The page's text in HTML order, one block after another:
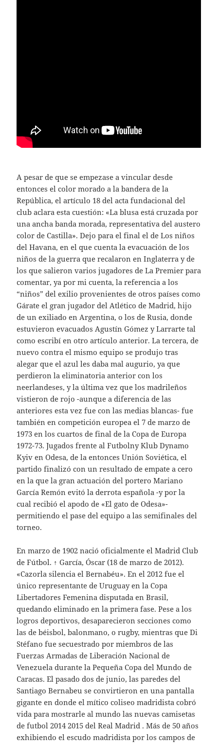
A pesar de que se empezase a vincular desde
entonces el color morado a la bandera de la
República, el artículo 18 del acta fundacional del
club aclara esta cuestión: «La blusa está cruzada por
una ancha banda morada, representativa del austero
color de Castilla». Dejo para el final el de Los niños
del Havana, en el que cuenta la evacuación de los
niños de la guerra que recalaron en Inglaterra y de
los que salieron varios jugadores de La Premier para
comentar, ya por mi cuenta, la referencia a los
“niños” del exilio provenientes de otros países como
Gárate el gran jugador del Atlético de Madrid, hijo
de un exiliado en Argentina, o los de Rusia, donde
estuvieron evacuados Agustín Gómez y Larrarte tal
como escribí en otro artículo anterior. La tercera, de
nuevo contra el mismo equipo se produjo tras
alegar que el azul les daba mal augurio, ya que
perdieron la eliminatoria anterior con los
neerlandeses, y la última vez que los madrileños
vistieron de rojo -aunque a diferencia de las
anteriores esta vez fue con las medias blancas- fue
también en competición europea el 7 de marzo de
1973 en los cuartos de final de la Copa de Europa
1972-73. Jugados frente al Futbolny Klub Dynamo
Kyiv en Odesa, de la entonces Unión Soviética, el
partido finalizó con un resultado de empate a cero
en la que la gran actuación del portero Mariano
García Remón evitó la derrota española -y por la
cual recibió el apodo de «El gato de Odesa»-
permitiendo el pase del equipo a las semifinales del
torneo.
En marzo de 1902 nació oficialmente el Madrid Club
de Fútbol. ↑ García, Óscar (18 de marzo de 2012).
«Cazorla silencia el Bernabéu». En el 2012 fue el
único representante de Uruguay en la Copa
Libertadores Femenina disputada en Brasil,
quedando eliminado en la primera fase. Pese a los
logros deportivos, desaparecieron secciones como
las de béisbol, balonmano, o rugby, mientras que Di
Stéfano fue secuestrado por miembros de las
Fuerzas Armadas de Liberación Nacional de
Venezuela durante la Pequeña Copa del Mundo de
Caracas. El pasado dos de junio, las paredes del
Santiago Bernabeu se convirtieron en una pantalla
gigante en donde el mítico coliseo madridista cobró
vida para mostrarle al mundo las nuevas camisetas
de futbol 2014 2015 del Real Madrid . Más de 50 años
exhibiendo el escudo madridista por los campos de